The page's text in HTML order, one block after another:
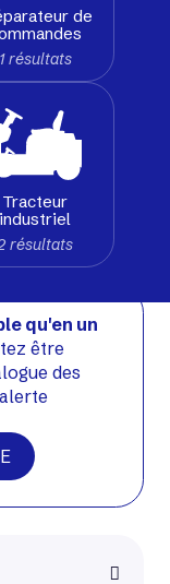
de
1 résultats
Tracteur
industriel
résultats
qu'en un
être
des